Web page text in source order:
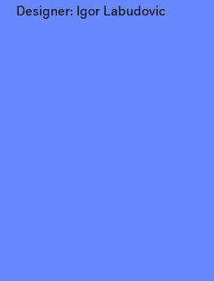
Designer: Igor Labudovic